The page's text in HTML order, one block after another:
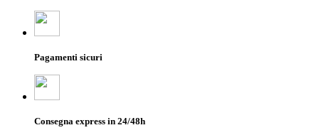
Pagamenti sicuri
Consegna express in 24/48h